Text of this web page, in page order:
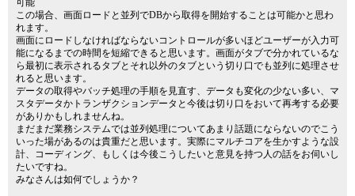
可能
この場合、画面ロードと並列でDBから取得を開始することは可能かと思わ
れます。
画面にロードしなければならないコントロールが多いほどユーザーが入力可
能になるまでの時間を短縮できると思います。画面がタブで分かれているな
ら最初に表示されるタブとそれ以外のタブという切り口でも並列に処理させ
れると思います。
データの取得やバッチ処理の手順を見直す、データも変化の少ない多い、マ
スタデータかトランザクションデータと今後は切り口をおいて再考する必要
がありかもしれませんね。
まだまだ業務システムでは並列処理についてあまり話題にならないのでこう
いった場があるのは貴重だと思います。実際にマルチコアを生かすような設
計、コーディング、もしくは今後こうしたいと意見を持つ人の話をお伺いし
たいですね。
みなさんは如何でしょうか？